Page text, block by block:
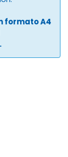
formato A4